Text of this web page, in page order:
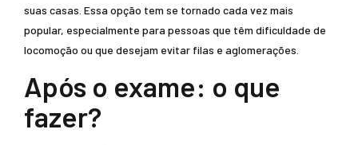
suas casas. Essa opção tem se tornado cada vez mais
popular, especialmente para pessoas que têm dificuldade de
locomoção ou que desejam evitar filas e aglomerações.
Após o exame: o que
fazer?